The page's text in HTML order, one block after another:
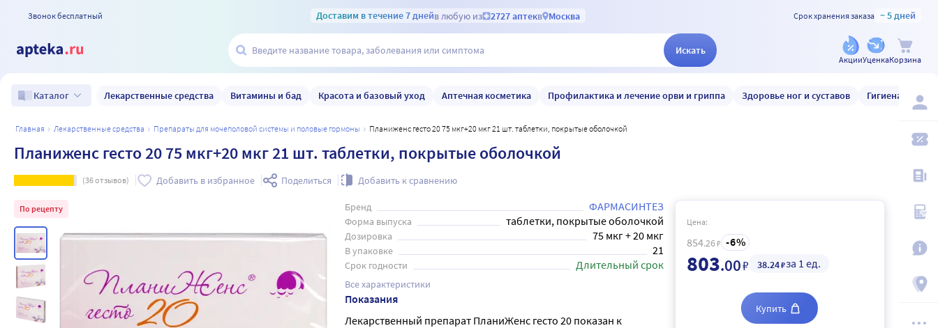
Звонок бесплатный Доставим в течение 7 днейв любую из 2727 аптекв Москва Срок хранения заказа ~ 5 дней
Искать
АкцииУценкаКорзина
Каталог Лекарственные средства Витамины и бад Красота и базовый уход Аптечная косметика Профилактика и лечение орви и гриппа Здоровье ног и суставов Гигиена и уход
главная лекарственные средства препараты для мочеполовой системы и половые гормоны Планиженс гесто 20 75 мкг+20 мкг 21 шт. таблетки, покрытые оболочкой
Планиженс гесто 20 75 мкг+20 мкг 21 шт. таблетки, покрытые оболочкой
(36отзывов) Добавить в избранное Поделиться Добавить к сравнению
По рецепту Бренд ФАРМАСИНТЕЗ
Форма выпуска таблетки, покрытые оболочкой
Дозировка 75 мкг + 20 мкг
В упаковке 21
Срок годности Длительный срок
Все характеристики
Показания
Лекарственный препарат ПланиЖенс гесто 20 показан к
Цена:
854.26₽ 6
803.00₽ 38.24₽за 1 ед.
Купить